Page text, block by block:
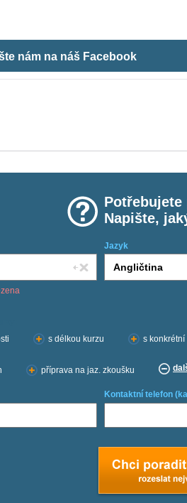
nám na náš Facebook
Potřebujete
Napište,
Jazyk
s délkou kurzu s
příprava na jaz. zkoušku
Kontaktní telefon